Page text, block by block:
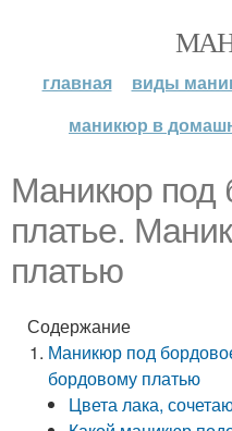
главная виды
маникюр в
Маникюр под
платье.
платью
Содержание
Маникюр под
бордовому платью
Цвета лака,